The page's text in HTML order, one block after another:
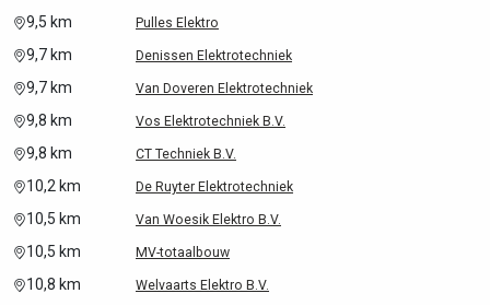
9,5 km Pulles Elektro
9,7 km Denissen Elektrotechniek
9,7 km Van Doveren Elektrotechniek
9,8 km Vos Elektrotechniek B.V.
9,8 km CT Techniek B.V.
10,2 km De Ruyter Elektrotechniek
10,5 km Van Woesik Elektro B.V.
10,5 km MV-totaalbouw
10,8 km Welvaarts Elektro B.V.